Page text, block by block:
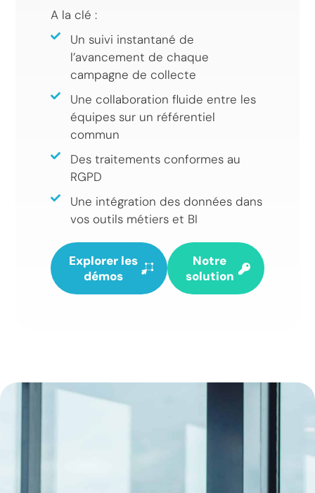
A la clé :
Un suivi instantané de
l’avancement de chaque
campagne de collecte
Une collaboration fluide entre les
équipes sur un référentiel
commun
Des traitements conformes au
RGPD
Une intégration des données dans
vos outils métiers et BI
Explorer les
démos
Notre
solution